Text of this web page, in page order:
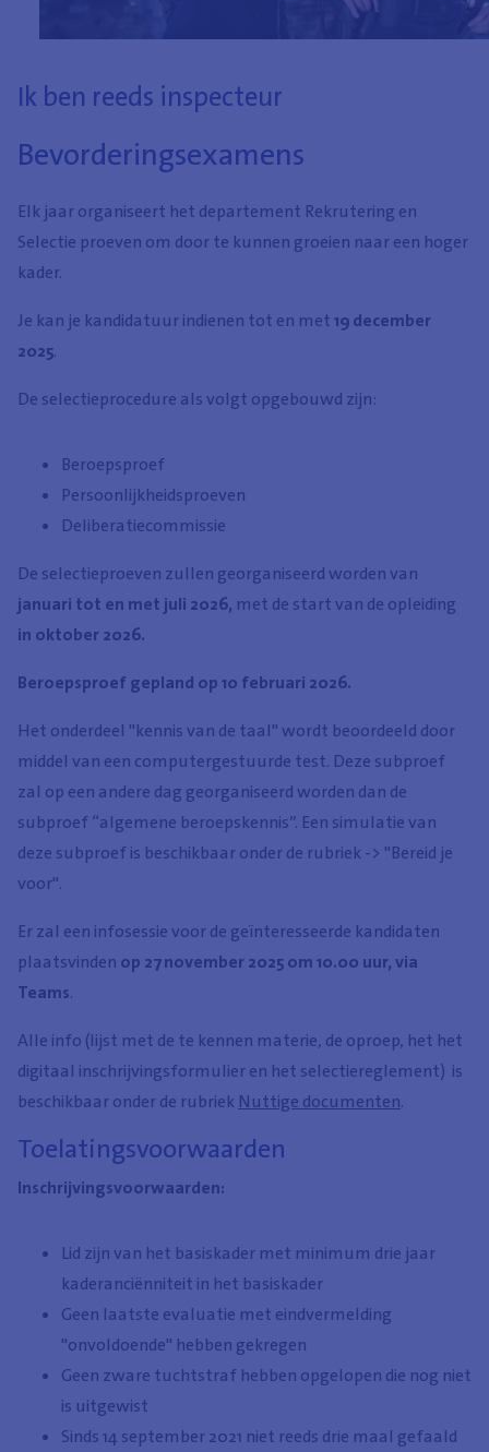
Ik ben reeds inspecteur
Bevorderingsexamens
Elk jaar organiseert het departement Rekrutering en
Selectie proeven om door te kunnen groeien naar een hoger
kader.
Je kan je kandidatuur indienen tot en met19 december
2025.
De selectieprocedure als volgt opgebouwd zijn:
Beroepsproef
Persoonlijkheidsproeven
Deliberatiecommissie
De selectieproeven zullen georganiseerd worden van
januari tot en met juli 2026, met de start van de opleiding
in oktober 2026.
Beroepsproef gepland op 10 februari 2026.
Het onderdeel "kennis van de taal" wordt beoordeeld door
middel van een computergestuurde test. Deze subproef
zal op een andere dag georganiseerd worden dan de
subproef “algemene beroepskennis”. Een simulatie van
deze subproef is beschikbaar onder de rubriek -> "Bereid je
voor".
Er zal een infosessie voor de geïnteresseerde kandidaten
plaatsvinden op 27 november 2025 om 10.00 uur, via
Teams.
Alle info (lijst met de te kennen materie, de oproep, het het
digitaal inschrijvingsformulier en het selectiereglement) is
beschikbaar onder de rubriek Nuttige documenten.
Toelatingsvoorwaarden
Inschrijvingsvoorwaarden:
Lid zijn van het basiskader met minimum drie jaar
kaderanciënniteit in het basiskader
Geen laatste evaluatie met eindvermelding
"onvoldoende" hebben gekregen
Geen zware tuchtstraf hebben opgelopen die nog niet
is uitgewist
Sinds 14 september 2021 niet reeds drie maal gefaald